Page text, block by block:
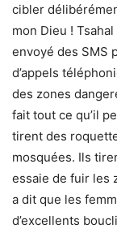
cibler
mon Dieu !
envoyé des SMS
d’appels
des zones
fait tout ce qu’il
tirent des
mosquées. Ils
essaie de fuir les
a dit que les
d’excellents